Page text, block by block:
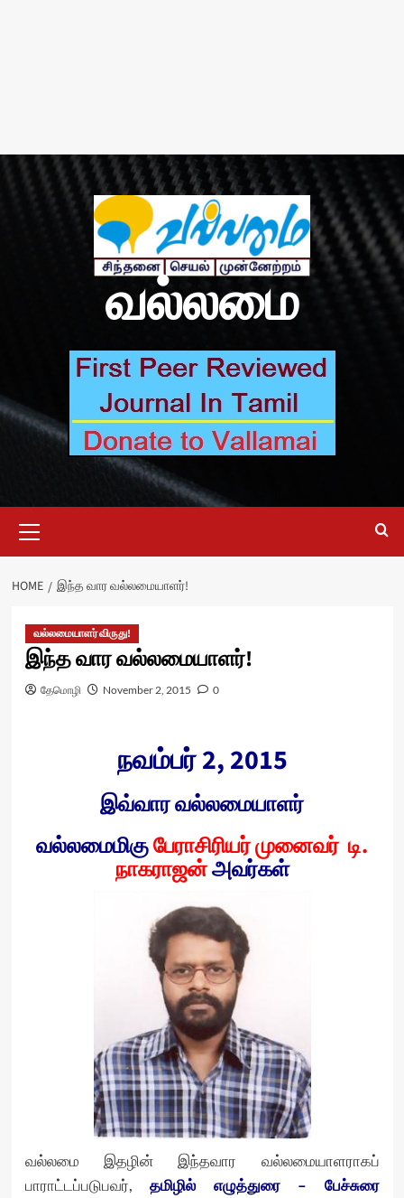
வல்லமை
Menu
HOME இந்த வார வல்லமையாளர்!
வல்லமையாளர் விருது!
இந்த வார வல்லமையாளர்!
தேமொழி November 2, 2015 0
நவம்பர் 2, 2015
இவ்வார வல்லமையாளர்
வல்லமைமிகுபேராசிரியர் முனைவர் டி.
நாகராஜன்அவர்கள்
வல்லமை இதழின் இந்தவார வல்லமையாளராகப்
பாராட்டப்படுபவர், தமிழில் எழுத்துரை – பேச்சுரை